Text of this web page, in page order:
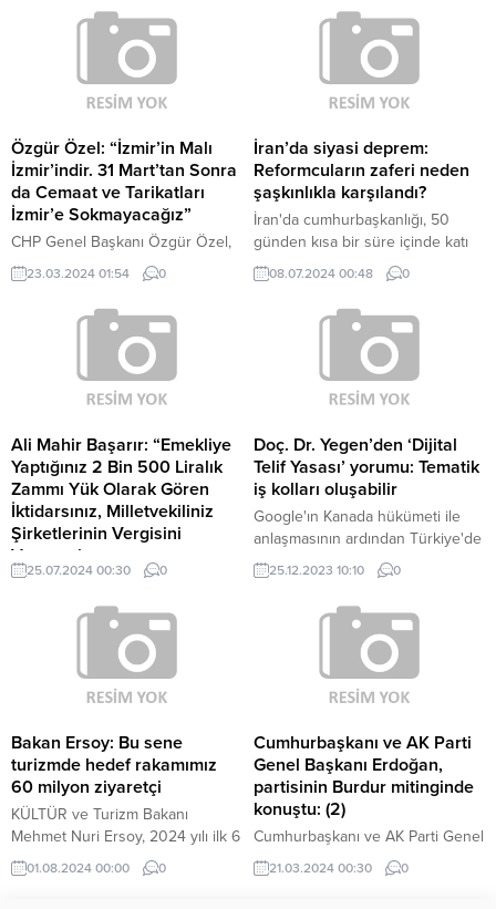
Özgür Özel: “İzmir’in Malı
İzmir’indir. 31 Mart’tan Sonra
da Cemaat ve Tarikatları
İzmir’e Sokmayacağız”
CHP Genel Başkanı Özgür Özel,
AKP'nin İzmir’de seçimleri
kazanması halinde Karşıyaka
İskelesini TÜGVA’ya, Alsancak
İskelesi'ni ise TÜRGEV’e
vereceğini ifade ederek, ''Bunlar
İzmir'in malını cemaatlere
verecekler. Büyük bir baskı
Hamza Dağ’a oy veren tüm
AKP’liler şimdi gelmiş alkollü
mekanlarda video çekiyor. İzmir,
Cumhuriyet'in güvence
kentlerinden bir tanesidir.
Adaylarımızla...
23.03.2024 01:54 0
İran’da siyasi deprem:
Reformcuların zaferi neden
şaşkınlıkla karşılandı?
İran'da cumhurbaşkanlığı, 50
günden kısa bir süre içinde katı
ve Batı karşıtı bir isimden
reformcu bir isme geçti.
08.07.2024 00:48 0
Ali Mahir Başarır: “Emekliye
Yaptığınız 2 Bin 500 Liralık
Zammı Yük Olarak Gören
İktidarsınız, Milletvekiliniz
Şirketlerinin Vergisini
Vermemiş.
CHP Grup Başkanvekili Ali Mahir
Başarır, vergi paketinin ilk imzacısı
AKP Denizli Milletvekili Nilgün
Ök’ün şirketlerinin kâr ettiği halde
hiç vergi vermediğini belirterek
“‘Vergide adalet’ deyip ‘Fakirden
diyen bir milletvekili, şirketleri 70
milyon ciro yapmış, tek kuruş
vergi ödememiş. Haram olsun”
dedi. MHP Genel Başkanı...
25.07.2024 00:30 0
Doç. Dr. Yegen’den ‘Dijital
Telif Yasası’ yorumu: Tematik
iş kolları oluşabilir
Google'ın Kanada hükümeti ile
anlaşmasının ardından Türkiye'de
de 'Dijital Telif Yasası' çalışmaları
hızlandı. Dijital telif yasası ile ilgili
konuşan Doç. Dr. Ceren Yegen,
yasanın hayata geçmesinin
ardından tematik iş kollarının
oluşabileceğinin altını çizdi. Peki
bu yasa başka hangi pozitif
Dünyada dijital geleceği
şekillendirmek için başka ne tür...
25.12.2023 10:10 0
Bakan Ersoy: Bu sene
turizmde hedef rakamımız
60 milyon ziyaretçi
KÜLTÜR ve Turizm Bakanı
Mehmet Nuri Ersoy, 2024 yılı ilk 6
aylık verileri ve turizmdeki yeni
hedefleri açıklamak üzere Atatürk
01.08.2024 00:00 0
Cumhurbaşkanı ve AK Parti
Genel Başkanı Erdoğan,
partisinin Burdur mitinginde
konuştu: (2)
Cumhurbaşkanı ve AK Parti Genel
Başkanı Recep Tayyip Erdoğan,
"Çalışanımızı, memurumuzu,
21.03.2024 00:30 0